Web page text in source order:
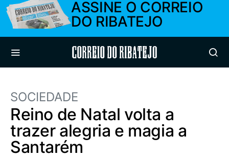
ASSINE O CORREIO
DO RIBATEJO
Correio do Ribatejo
SOCIEDADE
Reino de Natal volta a
trazer alegria e magia a
Santarém